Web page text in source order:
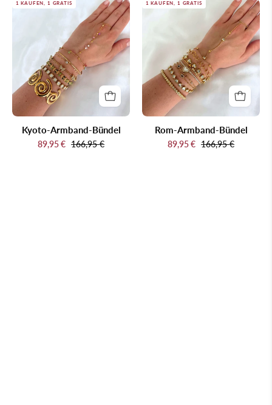
Kyoto-
Armband-
Bündel
1 KAUFEN, 1 GRATIS
Kyoto-Armband-Bündel
89,95 € 166,95 €
Rom-
Armband-
Bündel
1 KAUFEN, 1 GRATIS
Rom-Armband-Bündel
89,95 € 166,95 €